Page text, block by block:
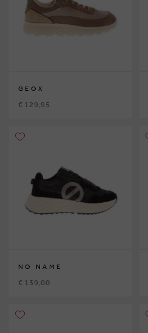
GEOX
€ 129,95
NO NAME
€ 139,00